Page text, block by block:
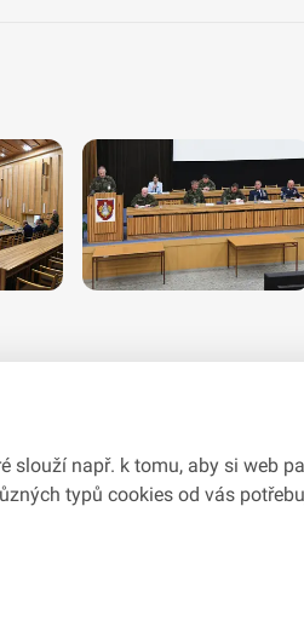
se zákonem č.
slouží např. k tomu, aby si web
typů cookies od vás